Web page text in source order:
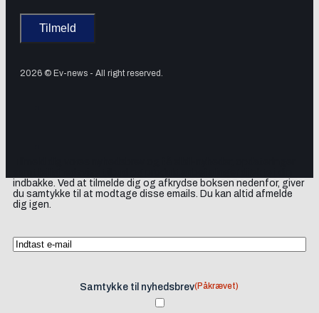
2026 © Ev-news - All right reserved.
indbakke. Ved at tilmelde dig og afkrydse boksen nedenfor, giver
du samtykke til at modtage disse emails. Du kan altid afmelde
dig igen.
Samtykke til nyhedsbrev(Påkrævet)